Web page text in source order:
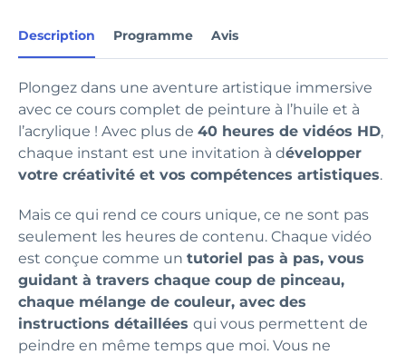
Description Programme Avis
Plongez dans une aventure artistique immersive
avec ce cours complet de peinture à l’huile et à
l’acrylique ! Avec plus de 40 heures de vidéos HD,
chaque instant est une invitation à développer
votre créativité et vos compétences artistiques.
Mais ce qui rend ce cours unique, ce ne sont pas
seulement les heures de contenu. Chaque vidéo
est conçue comme un tutoriel pas à pas, vous
guidant à travers chaque coup de pinceau,
chaque mélange de couleur, avec des
instructions détaillées qui vous permettent de
peindre en même temps que moi. Vous ne